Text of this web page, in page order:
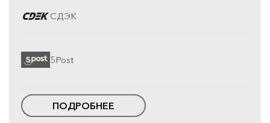
СДЭК
5Post
ПОДРОБНЕЕ